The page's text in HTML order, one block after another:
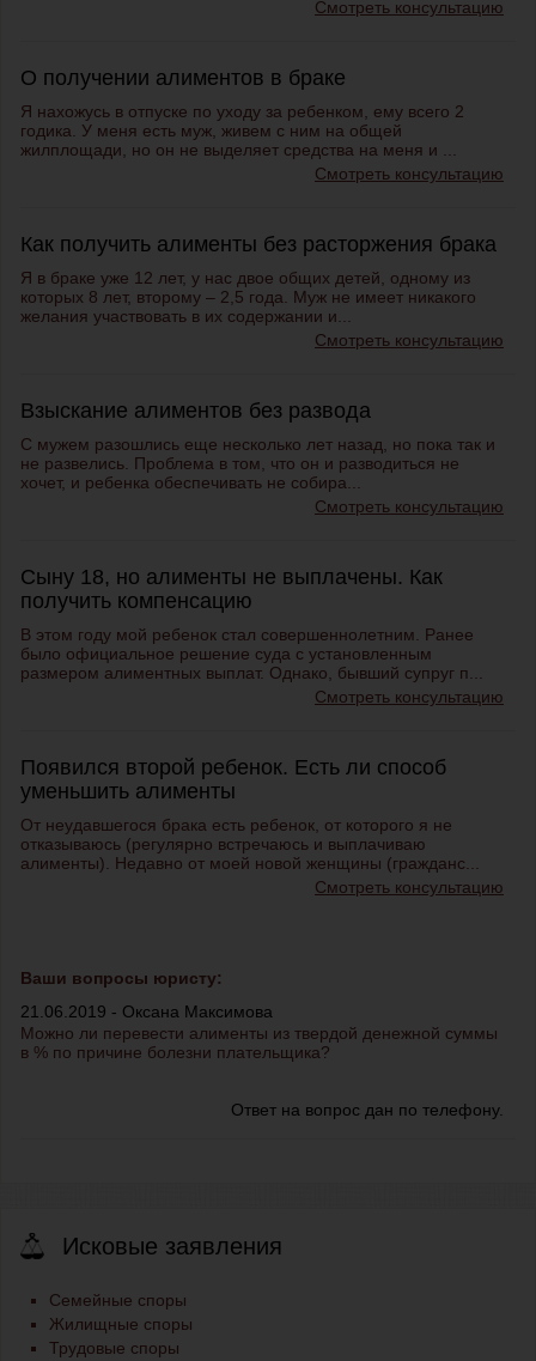
Смотреть консультацию
О получении алиментов в браке
Я нахожусь в отпуске по уходу за ребенком, ему всего 2
годика. У меня есть муж, живем с ним на общей
жилплощади, но он не выделяет средства на меня и ...
Смотреть консультацию
Как получить алименты без расторжения брака
Я в браке уже 12 лет, у нас двое общих детей, одному из
которых 8 лет, второму – 2,5 года. Муж не имеет никакого
желания участвовать в их содержании и...
Смотреть консультацию
Взыскание алиментов без развода
С мужем разошлись еще несколько лет назад, но пока так и
не развелись. Проблема в том, что он и разводиться не
хочет, и ребенка обеспечивать не собира...
Смотреть консультацию
Сыну 18, но алименты не выплачены. Как
получить компенсацию
В этом году мой ребенок стал совершеннолетним. Ранее
было официальное решение суда с установленным
размером алиментных выплат. Однако, бывший супруг п...
Смотреть консультацию
Появился второй ребенок. Есть ли способ
уменьшить алименты
От неудавшегося брака есть ребенок, от которого я не
отказываюсь (регулярно встречаюсь и выплачиваю
алименты). Недавно от моей новой женщины (гражданс...
Смотреть консультацию
Ваши вопросы юристу:
21.06.2019 - Оксана Максимова
Можно ли перевести алименты из твердой денежной суммы
в % по причине болезни плательщика?
Ответ на вопрос дан по телефону.
Исковые заявления
Семейные споры
Жилищные споры
Трудовые споры